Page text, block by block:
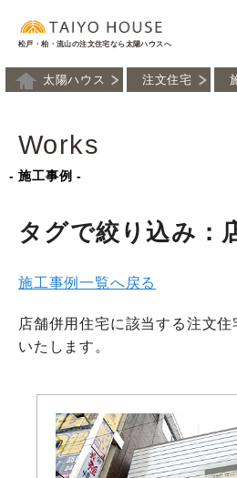
松戸・柏・流山の注文住宅なら太陽ハウスへ
太陽ハウス 注文住宅
Works
- 施工事例 -
タグで絞り込み：
施工事例一覧へ戻る
店舗併用住宅に該当する注文
いたします。